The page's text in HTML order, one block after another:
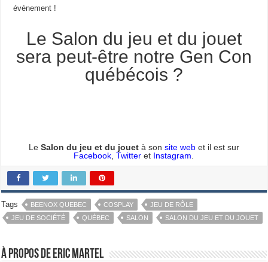
évènement !
Le Salon du jeu et du jouet
sera peut-être notre Gen Con
québécois ?
Le Salon du jeu et du jouetà son site webet il est sur
Facebook ,Twitter et Instagram
Tags BEENOX QUEBEC COSPLAY
JEU DE RÔLE
JEU DE SOCIÉTÉ
QUÉBEC SALON SALON DU JEU ET DU JOUET
À propos de Eric Martel